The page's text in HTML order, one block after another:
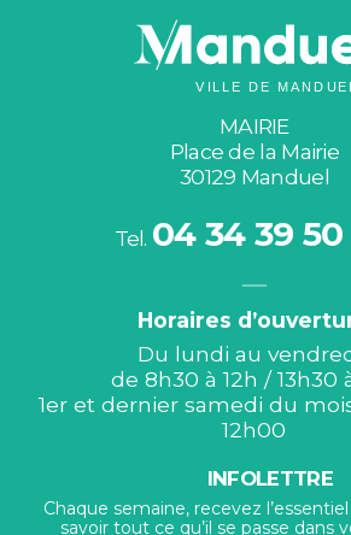
MAIRIE
Place de la Mairie
30129 Manduel
Tel. 04 34 39
Horaires
Du lundi au
de 8h30 à 12h / 13h30
1er et dernier samedi du
12h00
INFOLETTRE
Chaque semaine, recevez
savoir tout ce qu’il se passe dans